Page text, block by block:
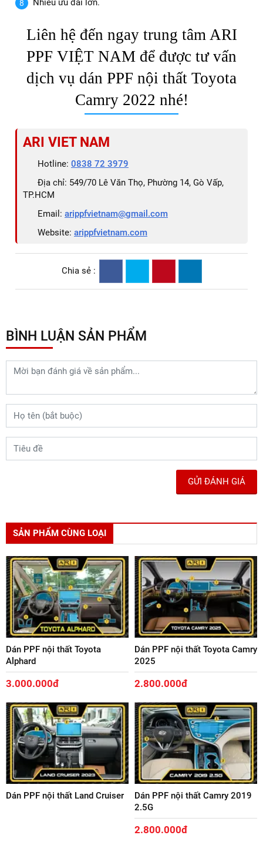
Nhiều ưu đãi lớn.
Liên hệ đến ngay trung tâm ARI
PPF VIỆT NAM để được tư vấn
dịch vụ dán PPF nội thất Toyota
Camry 2022 nhé!
ARI VIET NAM
Hotline: 0838 72 3979
Địa chỉ: 549/70 Lê Văn Thọ, Phường 14, Gò Vấp,
TP.HCM
Email: arippfvietnam@gmail.com
Website: arippfvietnam.com
Chia sẻ :
BÌNH LUẬN SẢN PHẨM
GỬI ĐÁNH GIÁ
SẢN PHẨM CÙNG LOẠI
Dán PPF nội thất Toyota
Alphard
3.000.000đ
Dán PPF nội thất Toyota Camry
2025
2.800.000đ
Dán PPF nội thất Land Cruiser
Dán PPF nội thất Camry 2019
2.5G
2.800.000đ